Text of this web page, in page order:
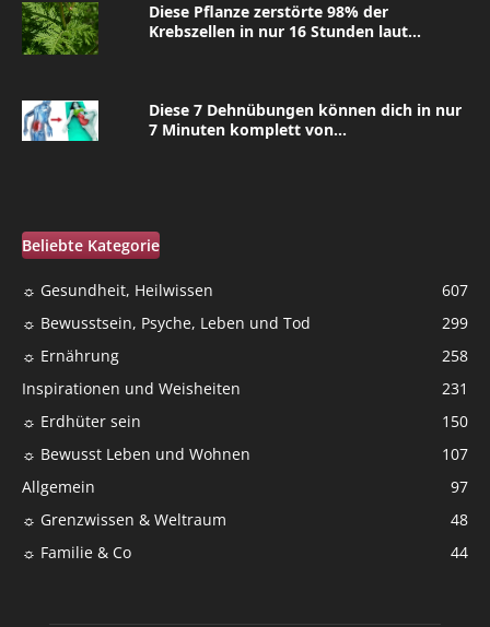
Diese Pflanze zerstörte 98% der
Krebszellen in nur 16 Stunden laut...
Diese 7 Dehnübungen können dich in nur
7 Minuten komplett von...
Beliebte Kategorie
☼ Gesundheit, Heilwissen
607
☼ Bewusstsein, Psyche, Leben und Tod
299
☼ Ernährung
258
Inspirationen und Weisheiten
231
☼ Erdhüter sein
150
☼ Bewusst Leben und Wohnen
107
Allgemein
97
☼ Grenzwissen & Weltraum
48
☼ Familie & Co
44